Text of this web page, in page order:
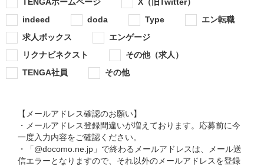
indeed
doda Type
エン転職
求人ボックス
エンゲージ
リクナビネクスト
その他（求人）
TENGA社員
その他
【メールアドレス確認のお願い】
・メールアドレス登録間違いが増えております。応募前に今
一度入力内容をご確認ください。
・「@docomo.ne.jp」で終わるメールアドレスは、メール送
信エラーとなりますので、それ以外のメールアドレスを登録